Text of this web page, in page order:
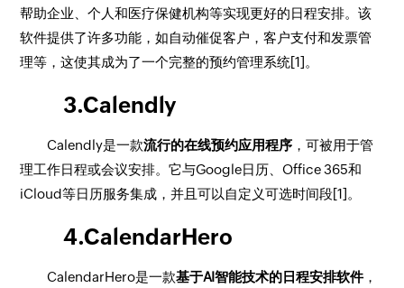
帮助企业、个人和医疗保健机构等实现更好的日程安排。该
软件提供了许多功能，如自动催促客户，客户支付和发票管
理等，这使其成为了一个完整的预约管理系统[1]。
3.Calendly
Calendly是一款流行的在线预约应用程序 ，可被用于管
理工作日程或会议安排。它与Google日历、Office 365和
iCloud等日历服务集成，并且可以自定义可选时间段[1]。
4.CalendarHero
CalendarHero是一款基于AI智能技术的日程安排软件，